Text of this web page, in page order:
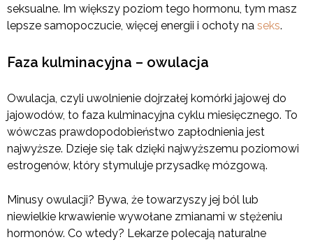
seksualne. Im większy poziom tego hormonu, tym masz
lepsze samopoczucie, więcej energii i ochoty na seks.
Faza kulminacyjna – owulacja
Owulacja, czyli uwolnienie dojrzałej komórki jajowej do
jajowodów, to faza kulminacyjna cyklu miesięcznego. To
wówczas prawdopodobieństwo zapłodnienia jest
najwyższe. Dzieje się tak dzięki najwyższemu poziomowi
estrogenów, który stymuluje przysadkę mózgową.
Minusy owulacji? Bywa, że towarzyszy jej ból lub
niewielkie krwawienie wywołane zmianami w stężeniu
hormonów. Co wtedy? Lekarze polecają naturalne